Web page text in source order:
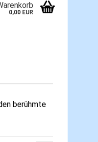
0,00 EUR
berühmte